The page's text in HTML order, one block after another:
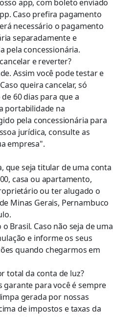
app, com boleto enviado
Caso prefira pagamento
necessário o pagamento
separadamente e
pela concessionária.
e reverter?
Assim você pode testar e
queira cancelar, só
60 dias para que a
portabilidade na
pela concessionária para
jurídica, consulte as
empresa".
que seja titular de uma conta
casa ou apartamento,
ou ter alugado o
Minas Gerais, Pernambuco
Brasil. Caso não seja de uma
e informe os seus
quando chegarmos em
total da conta de luz?
garante para você é sempre
gerada por nossas
de impostos e taxas da